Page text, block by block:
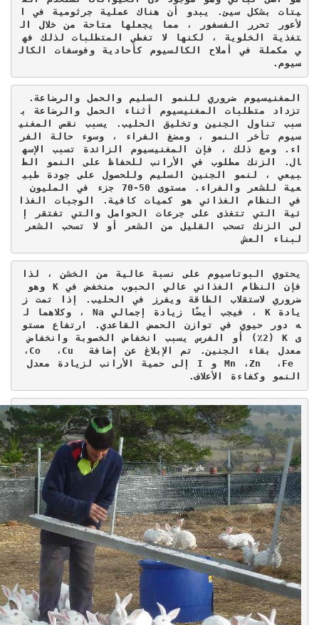
يتات بشكل سيئ. يبدو أن هناك عملية جرثومية في ا
لأعور تحرر الفسفور ، مما يجعلها متاحة من خلال ال
تغذية الخلوية ، لكنها لا تغطي المتطلبات لذلك فه
ي مكملة في أملاح الكالسيوم كأحادية وفوسفات الكال
سيوم.
تزداد متطلبات المغنيسيوم أثناء الحمل والرضاعة ب
سبب تناول الجنين وتخليق الحليب. يسبب نقص المغني
سيوم تأخر النمو ، ومضغ الفراء ، وسوء حالة الفر
اء. ومع ذلك ، فإن المغنيسيوم الزائدة تسبب الإسه
ال. الزنك مطلوب في الأرانب للحفاظ على النمو الط
بيعي ، لنمو الجنين السليم وللحصول على جودة طبي
في النظام الغذائي هو كميات كافية. الوجبات الغذا
ئية التي تتغذى على جرعات الحوامل والتي تفتقر إ
لبناء العش
فإن النظام الغذائي عالي الحبوب منخفض في K
ضروري لاستقلاب الطاقة ويفرز في الحليب. إذا تمت ز
يادة K ، فيجب أيضًا زيادة إجمالي Na ، وكلاهما ل
ه دور حيوي في توازن الحمض القاعدي. ارتفاع مستو
ى K
(2٪) أو الفرس يسبب انخفاض الخصوبة وانخفاض
معدل بقاء الجنين. تم الإبلاغ عن إضافة
Cu ، Co ،
Fe ، Zn ، Mn و I
النمو وكفاءة الأعلاف.